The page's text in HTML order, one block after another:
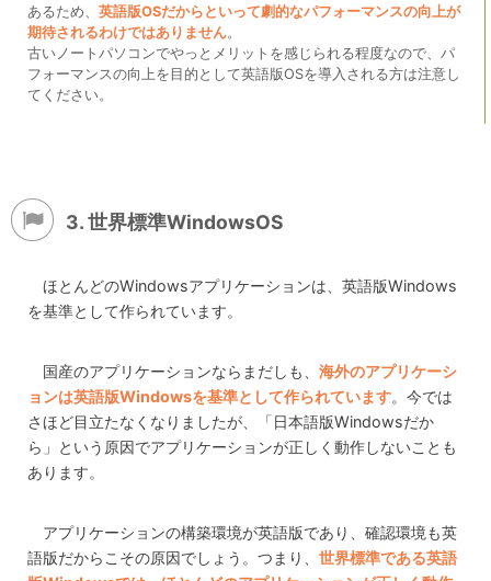
あるため、 英語版OSだからといって劇的なパフォーマンスの向上が
期待されるわけではありません。
古いノートパソコンでやっとメリットを感じられる程度なので、パ
フォーマンスの向上を目的として英語版OSを導入される方は注意し
てください。
3. 世界標準WindowsOS
ほとんどのWindowsアプリケーションは、英語版Windows
を基準として作られています。
国産のアプリケーションならまだしも、海外のアプリケーシ
ョンは英語版Windowsを基準として作られています。今では
さほど目立たなくなりましたが、「日本語版Windowsだか
ら」という原因でアプリケーションが正しく動作しないことも
あります。
アプリケーションの構築環境が英語版であり、確認環境も英
語版だからこその原因でしょう。つまり、 世界標準である英語